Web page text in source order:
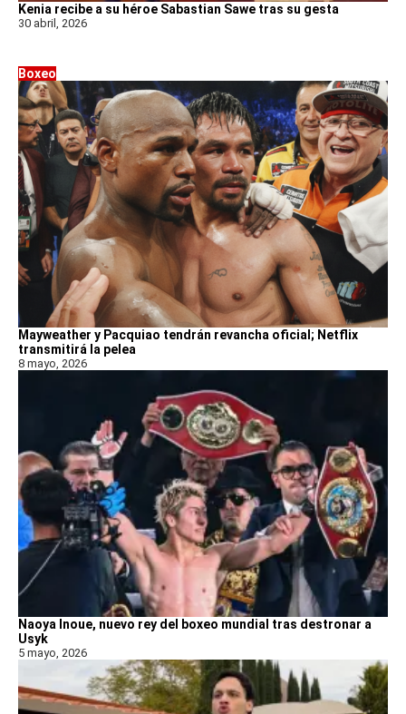
Kenia recibe a su héroe Sabastian Sawe tras su gesta
30 abril, 2026
Boxeo
Mayweather y Pacquiao tendrán revancha oficial; Netflix
transmitirá la pelea
8 mayo, 2026
Naoya Inoue, nuevo rey del boxeo mundial tras destronar a
Usyk
5 mayo, 2026